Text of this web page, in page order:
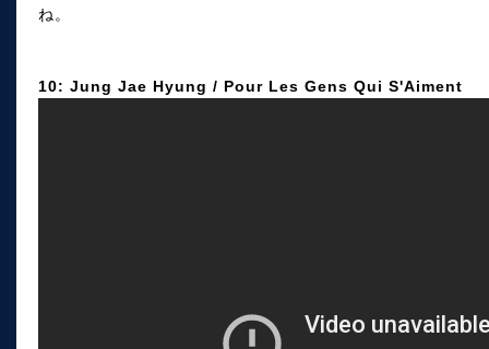
ね。
10: Jung Jae Hyung / Pour Les Gens Qui S'Aiment